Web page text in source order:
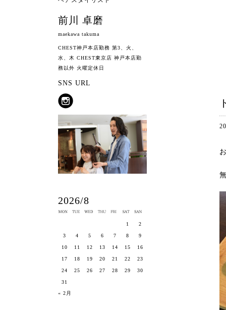
前川 卓磨
maekawa takuma
CHEST神戸本店勤務 第3、火、
水、木 CHEST東京店 神戸本店勤
務以外 火曜定休日
SNS URL
2026/8
« 2月
1 2
3 4 5 6 7 8 9
10 11 12 13 14 15 16
17 18 19 20 21 22 23
24 25 26 27 28 29 30
31